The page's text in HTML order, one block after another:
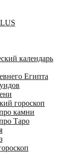
календарь
Египта
гороскоп
камни
Таро